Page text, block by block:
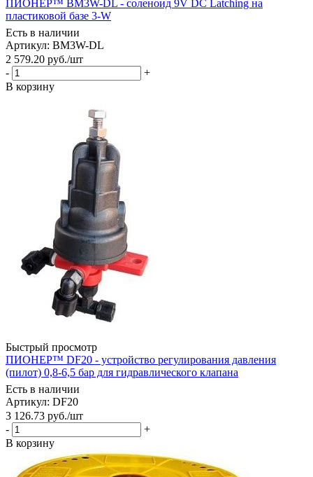
ПИОНЕР™ BM3W-DL - соленоид 9V DC Latching на
пластиковой базе 3-W
Есть в наличии
Артикул: BM3W-DL
2 579.20 руб./шт
-
+
В корзину
Быстрый просмотр
ПИОНЕР™ DF20 - устройство регулирования давления
(пилот) 0,8-6,5 бар для гидравлического клапана
Есть в наличии
Артикул: DF20
3 126.73 руб./шт
-
+
В корзину